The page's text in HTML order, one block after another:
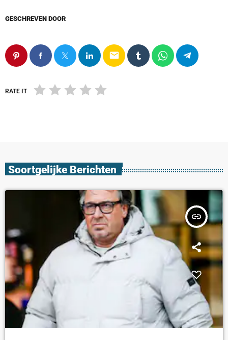
GESCHREVEN DOOR
email
RATE IT
Soortgelijke Berichten
insert_link